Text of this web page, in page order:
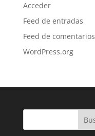
Acceder
Feed de entradas
Feed de comentarios
WordPress.org